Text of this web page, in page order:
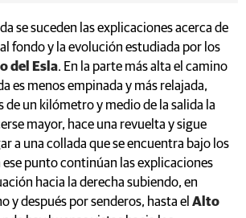
se suceden las explicaciones acerca de
al fondo y la evolución estudiada por los
del Esla. En la parte más alta el camino
es menos empinada y más relajada,
de un kilómetro y medio de la salida la
mayor, hace una revuelta y sigue
a una collada que se encuentra bajo los
ese punto continúan las explicaciones
hacia la derecha subiendo, en
y después por senderos, hasta el Alto